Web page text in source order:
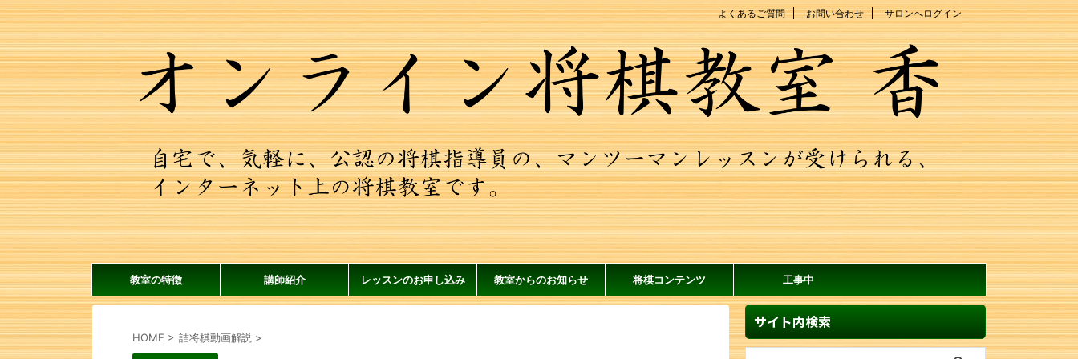
よくあるご質問 お問い合わせ サロンへログイン
教室の特徴 講師紹介 レッスンのお申し込み 教室からのお知らせ 将棋コンテンツ 工事中
HOME > 詰将棋動画解説 >
サイト内検索